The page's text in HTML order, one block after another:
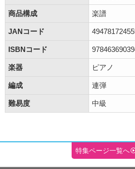
商品構成 楽譜
JANコード
ISBNコード
楽器 ピアノ
編成 連弾
難易度 中級
特集ページ一覧へ